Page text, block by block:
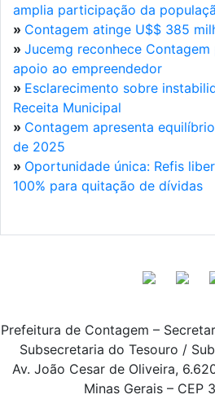
amplia participação da
» Contagem atinge U$$ 385
» Jucemg reconhece
apoio ao empreendedor
» Esclarecimento sobre
Receita Municipal
» Contagem apresenta
de 2025
» Oportunidade única: Refis
100% para quitação de dívidas
Prefeitura de Contagem –
Subsecretaria do Tesouro /
Av. João Cesar de Oliveira,
Minas Gerais – CEP